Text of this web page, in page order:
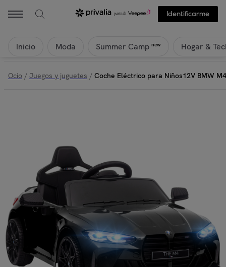
Identificarme
Inicio Moda Summer Camp new Hogar &
Ocio / Juegos y juguetes / Coche Eléctrico para Niños12V BMW